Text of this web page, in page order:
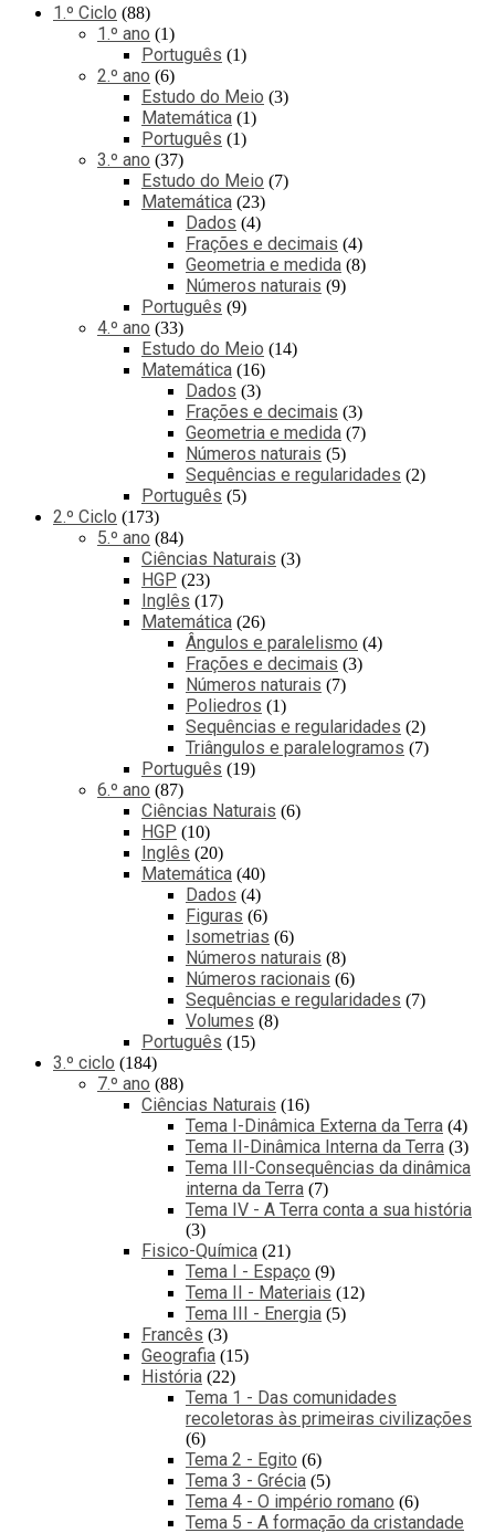
1.º Ciclo 88
1.º ano 1
Português 1
2.º ano 6
Estudo do Meio 3
Matemática 1
Português 1
3.º ano 37
Estudo do Meio 7
Matemática 23
Dados 4
Frações e decimais 4
Geometria e medida 8
Números naturais 9
Português 9
4.º ano 33
Estudo do Meio 14
Matemática 16
Dados 3
Frações e decimais 3
Geometria e medida 7
Números naturais 5
Sequências e regularidades 2
Português 5
2.º Ciclo 173
5.º ano 84
Ciências Naturais 3
HGP 23
Inglês 17
Matemática 26
Ângulos e paralelismo 4
Frações e decimais 3
Números naturais 7
Poliedros 1
Sequências e regularidades 2
Triângulos e paralelogramos 7
Português 19
6.º ano 87
Ciências Naturais 6
HGP 10
Inglês 20
Matemática 40
Dados 4
Figuras 6
Isometrias 6
Números naturais 8
Números racionais 6
Sequências e regularidades 7
Volumes 8
Português 15
3.º ciclo 184
7.º ano 88
Ciências Naturais 16
Tema I-Dinâmica Externa da Terra 4
Tema II-Dinâmica Interna da Terra 3
Tema III-Consequências da dinâmica
interna da Terra 7
Tema IV - A Terra conta a sua história
3
Fisico-Química 21
Tema I - Espaço 9
Tema II - Materiais 12
Tema III - Energia 5
Francês 3
Geografia 15
História 22
Tema 1 - Das comunidades
recoletoras às primeiras civilizações
6
Tema 2 - Egito 6
Tema 3 - Grécia 5
Tema 4 - O império romano 6
Tema 5 - A formação da cristandade